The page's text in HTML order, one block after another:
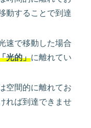
動することで到達
速で移動した場合
光的」に離れてい
空間的に離れてお
れば到達できませ